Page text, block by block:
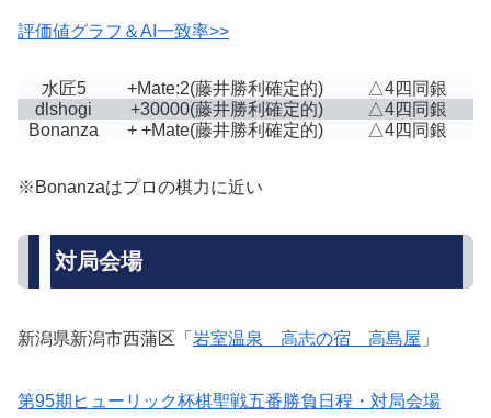
評価値グラフ＆AI一致率>>
水匠5 +Mate:2(藤井勝利確定的)
△4四同銀
dlshogi
+30000(藤井勝利確定的)
△4四同銀
Bonanza
+ +Mate(藤井勝利確定的) △4四同銀
※Bonanzaはプロの棋力に近い
対局会場
新潟県新潟市西蒲区「 岩室温泉 高志の宿 高島屋 」
第95期ヒューリック杯棋聖戦五番勝負日程・対局会場